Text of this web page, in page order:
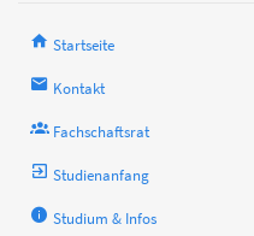
Startseite
Kontakt
Fachschaftsrat
Studienanfang
Studium & Infos